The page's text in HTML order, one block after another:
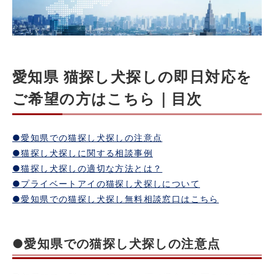
愛知県 猫探し犬探しの即日対応を
ご希望の方はこちら｜目次
●愛知県での猫探し犬探しの注意点
●猫探し犬探しに関する相談事例
●猫探し犬探しの適切な方法とは？
●プライベートアイの猫探し犬探しについて
●愛知県での猫探し犬探し無料相談窓口はこちら
●愛知県での猫探し犬探しの注意点